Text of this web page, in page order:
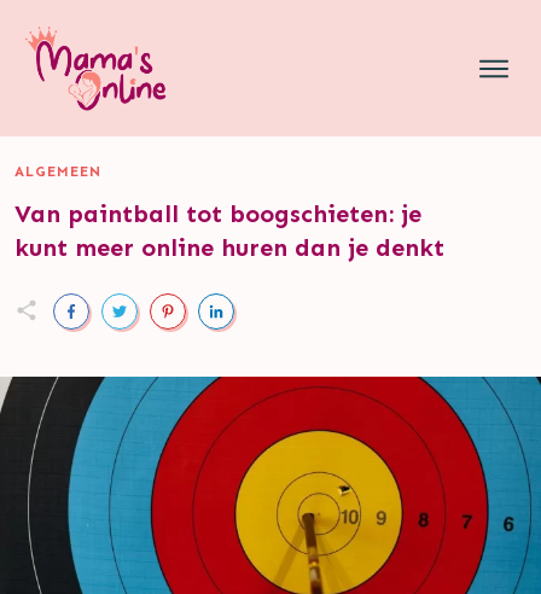
ALGEMEEN
Van paintball tot boogschieten: je
kunt meer online huren dan je denkt